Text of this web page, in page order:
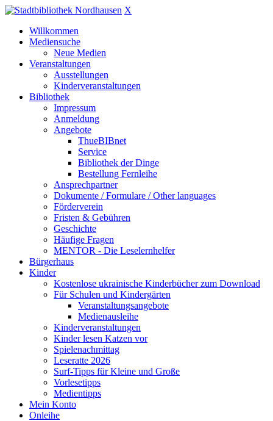
X
Willkommen
Mediensuche
Neue Medien
Veranstaltungen
Ausstellungen
Kinderveranstaltungen
Bibliothek
Impressum
Anmeldung
Angebote
ThueBIBnet
Service
Bibliothek der Dinge
Bestellung Fernleihe
Ansprechpartner
Dokumente / Formulare / Other languages
Förderverein
Fristen & Gebühren
Geschichte
Häufige Fragen
MENTOR - Die Leselernhelfer
Bürgerhaus
Kinder
Kostenlose ukrainische Kinderbücher zum Download
Für Schulen und Kindergärten
Veranstaltungsangebote
Medienausleihe
Kinderveranstaltungen
Kinder lesen Katzen vor
Spielenachmittag
Leseratte 2026
Surf-Tipps für Kleine und Große
Vorlesetipps
Medientipps
Mein Konto
Onleihe